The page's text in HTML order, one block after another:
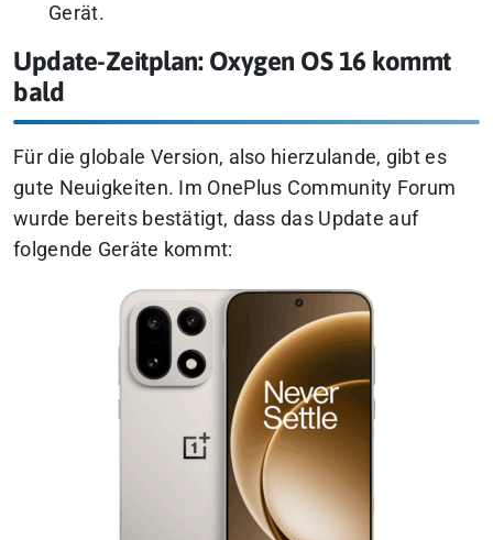
Gerät.
Update-Zeitplan: Oxygen OS 16 kommt
bald
Für die globale Version, also hierzulande, gibt es
gute Neuigkeiten. Im OnePlus Community Forum
wurde bereits bestätigt, dass das Update auf
folgende Geräte kommt: